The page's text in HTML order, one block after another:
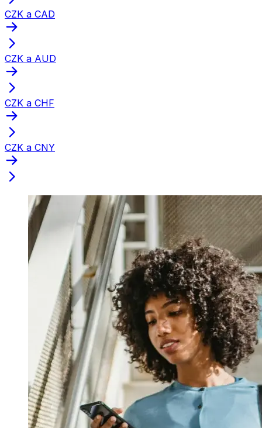
CZK a CAD
CZK a AUD
CZK a CHF
CZK a CNY